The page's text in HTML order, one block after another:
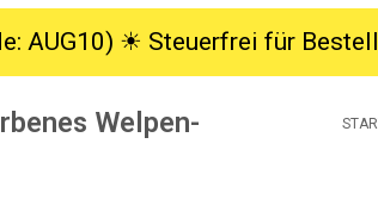
AUG10) ☀︎ Steuerfrei für
Welpen-